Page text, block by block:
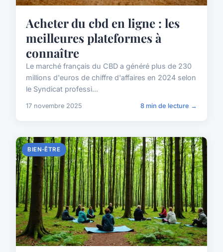
Acheter du cbd en ligne : les
meilleures plateformes à
connaître
Le marché français du CBD a généré plus de 230
millions d'euros de chiffre d'affaires en 2024 selon
le Syndicat professi...
17 novembre 2025 8 min de lecture →
BIEN-ÊTRE